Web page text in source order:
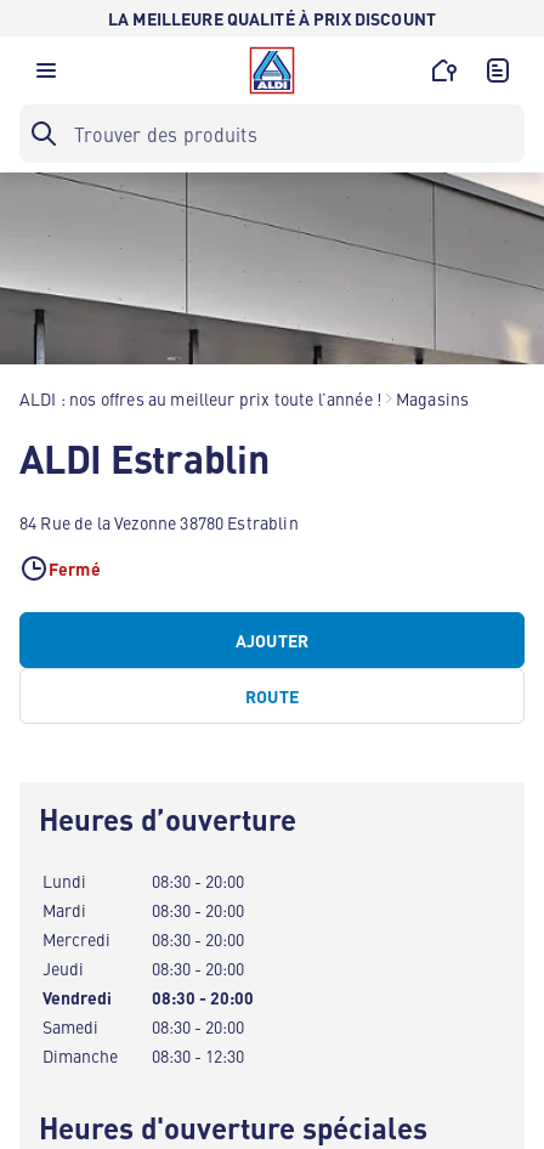
LA MEILLEURE QUALITÉ À PRIX DISCOUNT
ALDI : nos offres au meilleur prix toute l’année ! Magasins
ALDI Estrablin
84 Rue de la Vezonne 38780 Estrablin
Fermé
AJOUTER
ROUTE
Heures d’ouverture
Lundi
08:30 - 20:00
Mardi
08:30 - 20:00
Mercredi
08:30 - 20:00
Jeudi
08:30 - 20:00
Vendredi
08:30 - 20:00
Samedi
08:30 - 20:00
Dimanche
08:30 - 12:30
Heures d'ouverture spéciales